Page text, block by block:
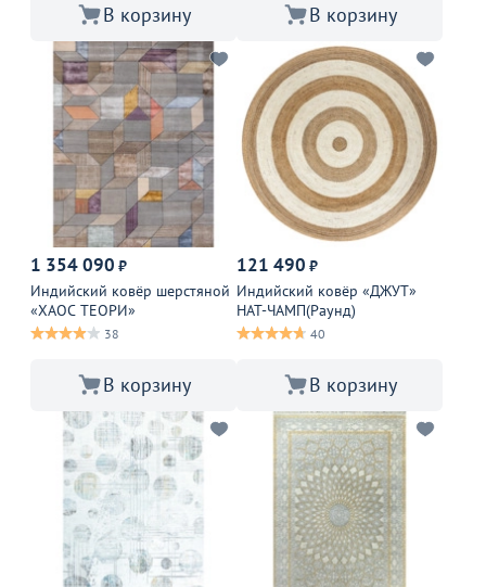
В корзину В корзину
1 354 090 ₽
Индийский ковёр шерстяной
«ХАОС ТЕОРИ»
38
В корзину
121 490 ₽
Индийский ковёр «ДЖУТ»
НАТ-ЧАМП(Раунд)
40
В корзину